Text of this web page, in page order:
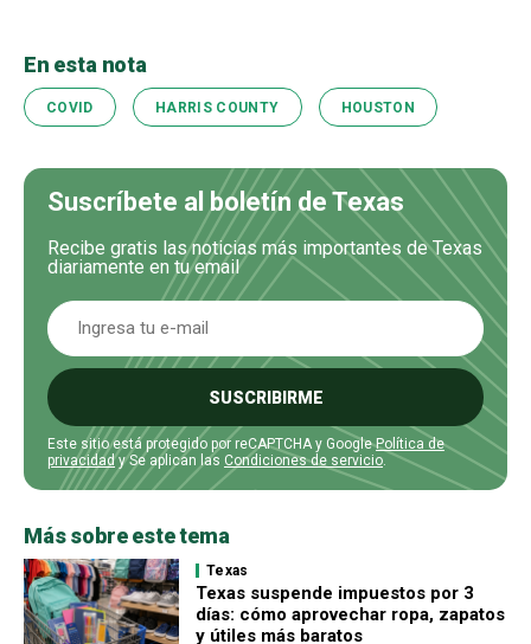
En esta nota
COVID HARRIS COUNTY HOUSTON
Suscríbete al boletín de Texas
Recibe gratis las noticias más importantes de Texas
diariamente en tu email
SUSCRIBIRME
Este sitio está protegido por reCAPTCHA y GooglePolítica de
privacidady Se aplican las Condiciones de servicio.
Más sobre este tema
Texas
Texas suspende impuestos por 3
días: cómo aprovechar ropa, zapatos
y útiles más baratos